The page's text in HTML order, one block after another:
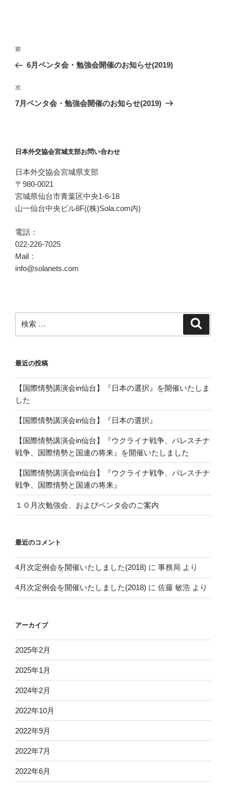
投
ビ
ゲ
ン
過
去
投
稿
前
6月ペンタ会・勉強会開催のお知らせ(2019)
次
の
次
7月ペンタ会・勉強会開催のお知らせ(2019)
日本外交協会宮城支部お問い合わせ
日本外交協会宮城県支部
〒980-0021
宮城県仙台市青葉区中央1-6-18
山一仙台中央ビル8F((株)Sola.com内)
電話：
022-226-7025
Mail：
info@solanets.com
検
索:
最近の投稿
【国際情勢講演会in仙台】『日本の選択』を開催いたしま
した
【国際情勢講演会in仙台】『日本の選択』
【国際情勢講演会in仙台】『ウクライナ戦争、パレスチナ
戦争、国際情勢と国連の将来』を開催いたしました
【国際情勢講演会in仙台】『ウクライナ戦争、パレスチナ
戦争、国際情勢と国連の将来』
１０月次勉強会、およびペンタ会のご案内
最近のコメント
4月次定例会を開催いたしました(2018) に 事務局 より
4月次定例会を開催いたしました(2018) に 佐藤 敏浩 より
アーカイブ
2025年2月
2025年1月
2024年2月
2022年10月
2022年9月
2022年7月
2022年6月